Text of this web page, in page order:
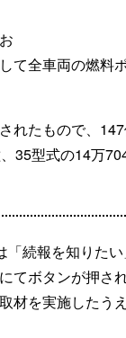
て全車両の燃料
れたもので、
35型式の14万
続報を知りた
ボタンが押さ
材を実施したう